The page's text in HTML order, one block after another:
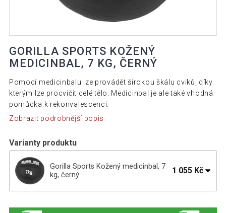
GORILLA SPORTS KOŽENÝ
MEDICINBAL, 7 KG, ČERNÝ
Pomocí medicinbalu lze provádět širokou škálu cviků, díky
kterým lze procvičit celé tělo. Medicinbal je ale také vhodná
pomůcka k rekonvalescenci.
Zobrazit podrobnější popis
Varianty produktu
Gorilla Sports Kožený medicinbal, 7
kg, černý
1 055 Kč
černý